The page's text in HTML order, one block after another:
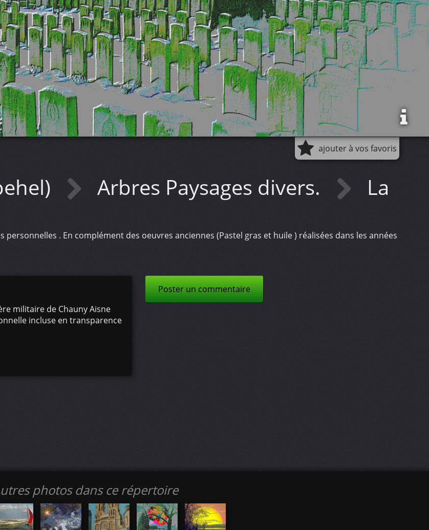
ajouter à vos favoris
Arbres Paysages divers.
La
. En complément des oeuvres anciennes (Pastel gras et huile ) réalisées dans les années
militaire de Chauny Aisne
incluse en transparence
Poster un commentaire
photos dans ce répertoire